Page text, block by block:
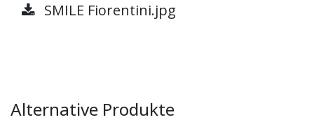
SMILE Fiorentini.jpg
Alternative Produkte